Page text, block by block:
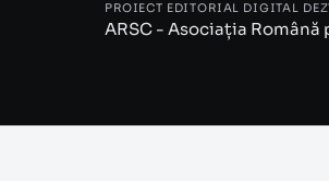
PROIECT EDITORIAL DIGITAL
ARSC - Asociația